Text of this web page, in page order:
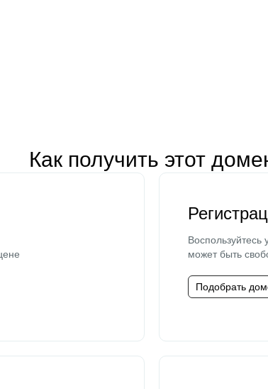
Как получить этот
может быть
Подобрать